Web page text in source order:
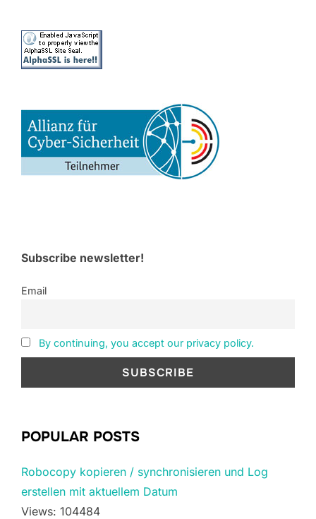
Subscribe newsletter!
Email
By continuing, you accept our privacy policy.
POPULAR POSTS
Robocopy kopieren / synchronisieren und Log
erstellen mit aktuellem Datum
Views: 104484